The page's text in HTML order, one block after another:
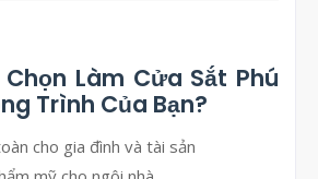
Làm Cửa Sắt Phú
Trình Của Bạn?
cho gia đình và tài sản